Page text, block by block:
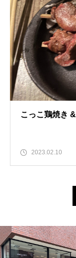
こっこ鶏焼き
2023.02.10